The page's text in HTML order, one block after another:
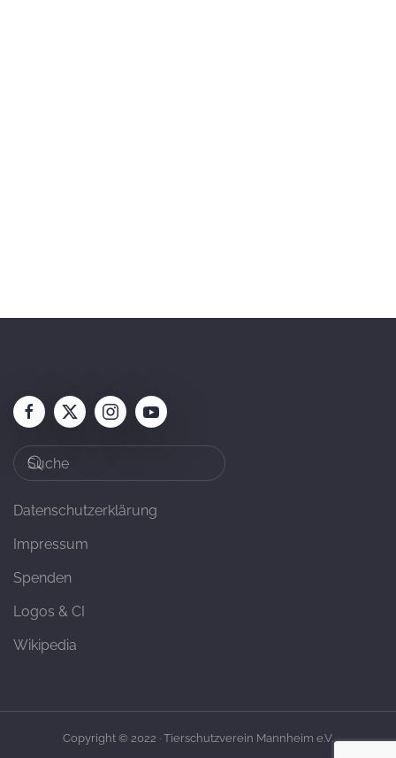
Datenschutzerklärung
Impressum
Spenden
Logos & CI
Wikipedia
Copyright © 2022 · Tierschutzverein Mannheim e.V.